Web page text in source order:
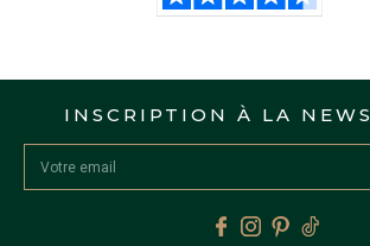
INSCRIPTION À LA